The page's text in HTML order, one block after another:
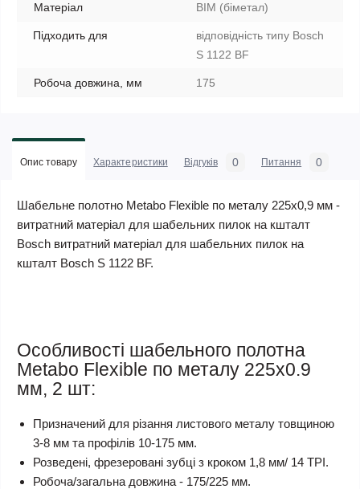
Матеріал BIM (біметал)
Підходить для
відповідність типу Bosch
S 1122 BF
Робоча довжина, мм 175
Опис товару Характеристики Відгуків 0 Питання 0
Шабельне полотно Metabo Flexible по металу 225х0,9 мм -
витратний матеріал для шабельних пилок на кшталт
Bosch витратний матеріал для шабельних пилок на
кшталт Bosch S 1122 BF.
Особливості шабельного полотна
Metabo Flexible по металу 225х0.9
мм, 2 шт:
Призначений для різання листового металу товщиною
3-8 мм та профілів 10-175 мм.
Розведені, фрезеровані зубці з кроком 1,8 мм/ 14 TPI.
Робоча/загальна довжина - 175/225 мм.